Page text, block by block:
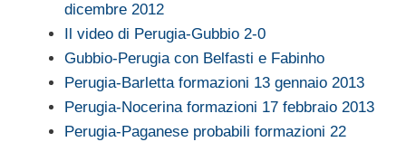
dicembre 2012
Il video di Perugia-Gubbio 2-0
Gubbio-Perugia con Belfasti e Fabinho
Perugia-Barletta formazioni 13 gennaio 2013
Perugia-Nocerina formazioni 17 febbraio 2013
Perugia-Paganese probabili formazioni 22